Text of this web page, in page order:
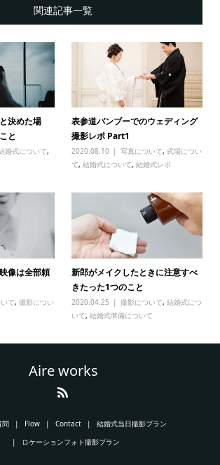
関連記事一覧
決めた場
と
婚式について,
表参道バンブーでのウェディング
撮影レポ Part1
2020.08.10 写真について,式場につい
て,結婚式について,結婚式レポ
像は全部頼
て, 撮影につい
新郎がメイクしたときに注意すべ
きたった1つのこと
2020.04.25 撮影について,結婚式につ
いて,結婚式準備について
Aire works
問 Flow Contact
結婚式当日撮影プラン
ロケーションフォト撮影プラン